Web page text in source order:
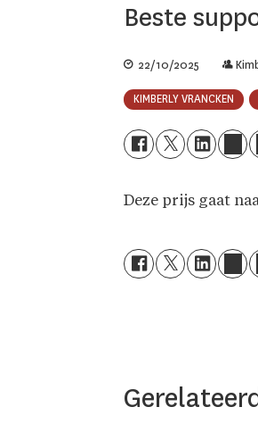
Beste
22/10/2025
KIMBERLY VRANCKEN
Deze prijs gaat